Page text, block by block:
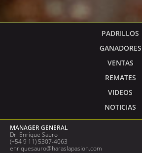
PADRILLOS
GANADORES
VENTAS
REMATES
VIDEOS
NOTICIAS
MANAGER GENERAL
Dr. Enrique Sauro
(+54 9 11) 5307-4063
enriquesauro@haraslapasion.com